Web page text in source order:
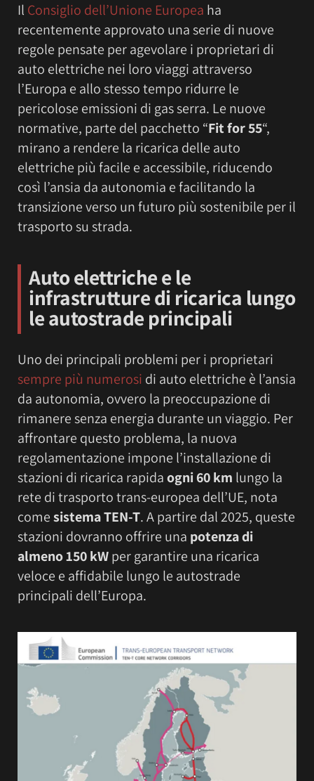
Il Consiglio dell’Unione Europea ha
recentemente approvato una serie di nuove
regole pensate per agevolare i proprietari di
auto elettriche nei loro viaggi attraverso
l’Europa e allo stesso tempo ridurre le
pericolose emissioni di gas serra. Le nuove
normative, parte del pacchetto “Fit for 55“,
mirano a rendere la ricarica delle auto
elettriche più facile e accessibile, riducendo
così l’ansia da autonomia e facilitando la
transizione verso un futuro più sostenibile per il
trasporto su strada.
Auto elettriche e le
infrastrutture di ricarica lungo
le autostrade principali
Uno dei principali problemi per i proprietari
sempre più numerosi di auto elettriche è l’ansia
da autonomia, ovvero la preoccupazione di
rimanere senza energia durante un viaggio. Per
affrontare questo problema, la nuova
regolamentazione impone l’installazione di
stazioni di ricarica rapidaogni 60 km lungo la
rete di trasporto trans-europea dell’UE, nota
comesistema TEN-T. A partire dal 2025, queste
stazioni dovranno offrire una potenza di
almeno 150 kWper garantire una ricarica
veloce e affidabile lungo le autostrade
principali dell’Europa.